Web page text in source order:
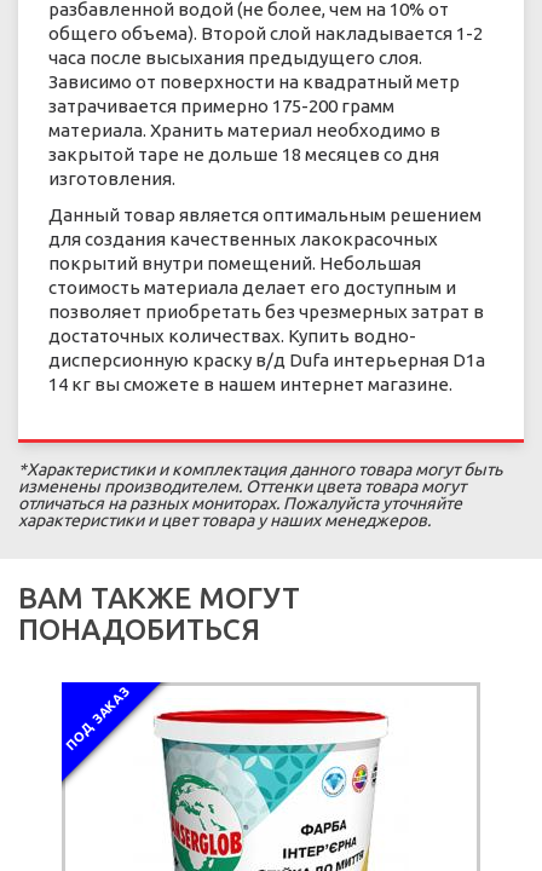
разбавленной водой (не более, чем на 10% от
общего объема). Второй слой накладывается 1-2
часа после высыхания предыдущего слоя.
Зависимо от поверхности на квадратный метр
затрачивается примерно 175-200 грамм
материала. Хранить материал необходимо в
закрытой таре не дольше 18 месяцев со дня
изготовления.
Данный товар является оптимальным решением
для создания качественных лакокрасочных
покрытий внутри помещений. Небольшая
стоимость материала делает его доступным и
позволяет приобретать без чрезмерных затрат в
достаточных количествах. Купить водно-
дисперсионную краску в/д Dufa интерьерная D1a
14 кг вы сможете в нашем интернет магазине.
*Характеристики и комплектация данного товара могут быть
изменены производителем. Оттенки цвета товара могут
отличаться на разных мониторах. Пожалуйста уточняйте
характеристики и цвет товара у наших менеджеров.
ВАМ ТАКЖЕ МОГУТ
ПОНАДОБИТЬСЯ
ПОД ЗАКАЗ